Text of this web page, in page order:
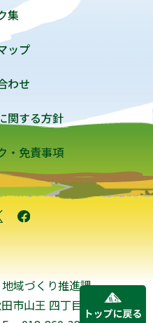
集
ップ
わせ
関する方針
・免責事項
域づくり推進課
市山王 四丁目1-1